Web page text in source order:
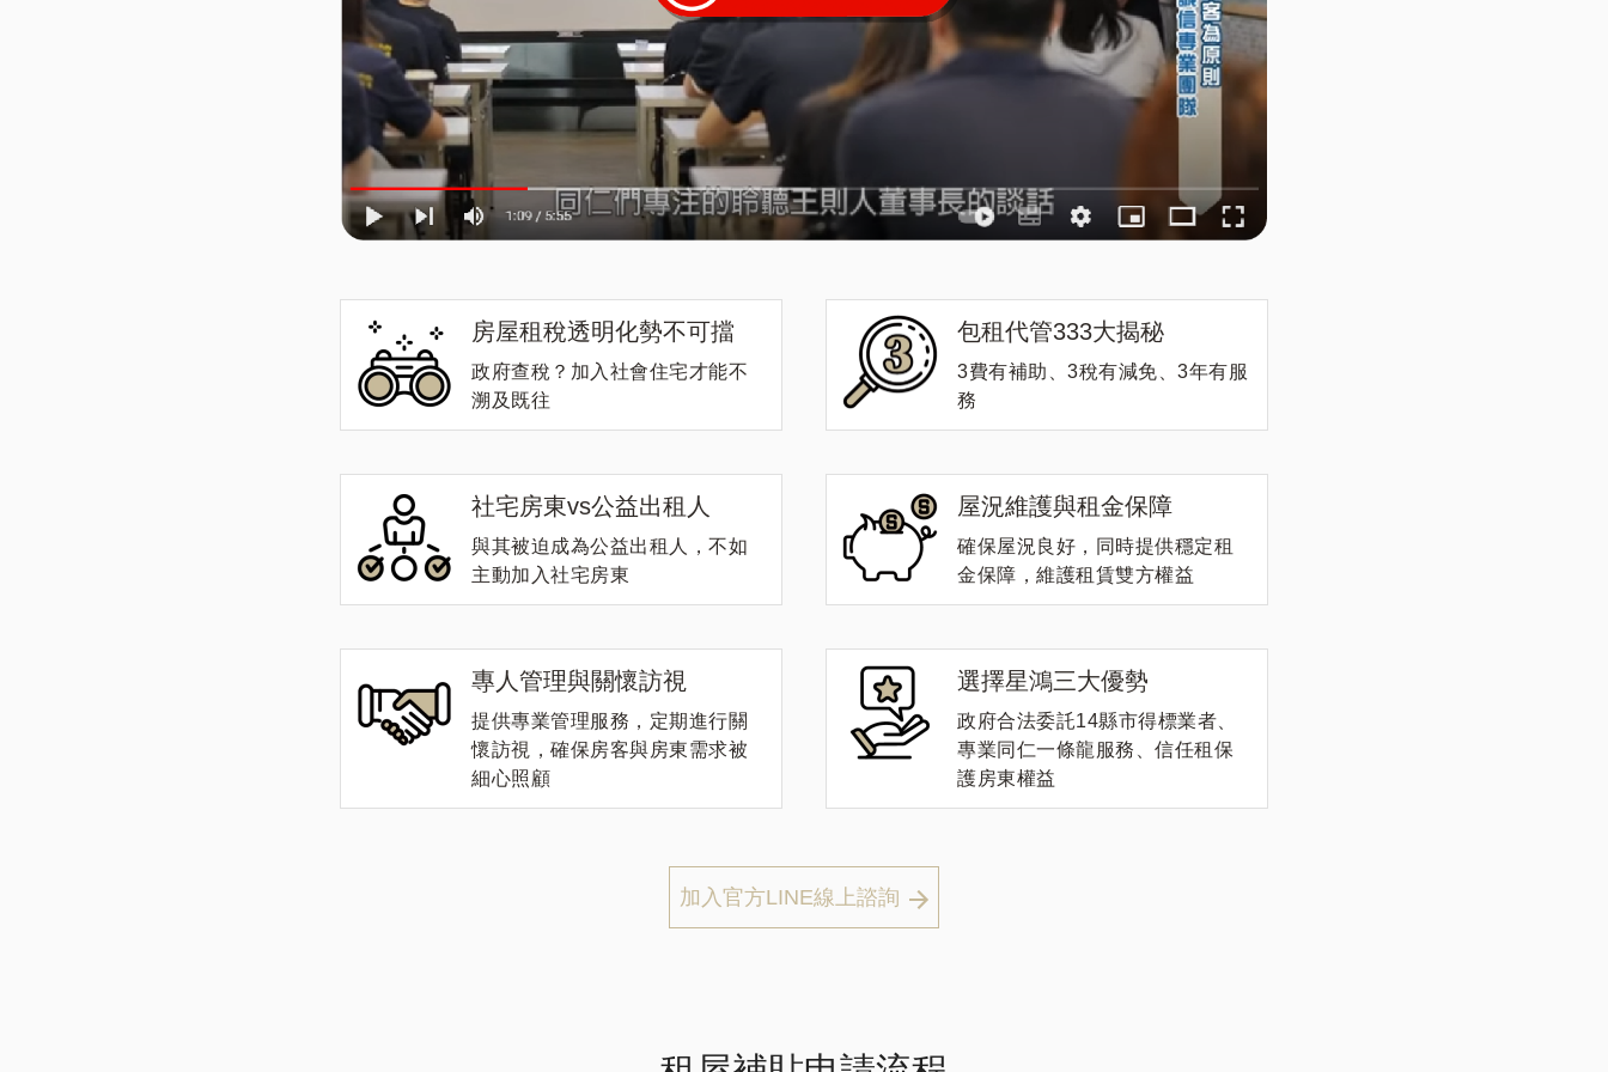
房屋租稅透明化勢不可擋
政府查稅？加入社會住宅才能不
溯及既往
包租代管333大揭秘
3費有補助、3稅有減免、3年有服
務
社宅房東vs公益出租人
與其被迫成為公益出租人，不如
主動加入社宅房東
屋況維護與租金保障
確保屋況良好，同時提供穩定租
金保障，維護租賃雙方權益
專人管理與關懷訪視
提供專業管理服務，定期進行關
懷訪視，確保房客與房東需求被
細心照顧
選擇星鴻三大優勢
政府合法委託14縣市得標業者、
專業同仁一條龍服務、信任租保
護房東權益
加入官方LINE線上諮詢